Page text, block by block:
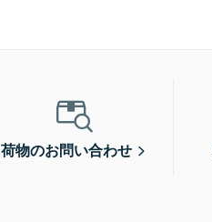
荷物のお問い合わせ